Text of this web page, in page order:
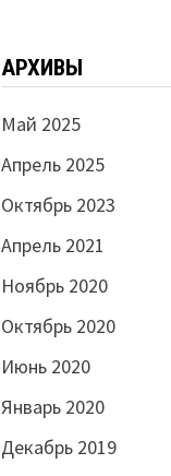
АРХИВЫ
Май 2025
Апрель 2025
Октябрь 2023
Апрель 2021
Ноябрь 2020
Октябрь 2020
Июнь 2020
Январь 2020
Декабрь 2019